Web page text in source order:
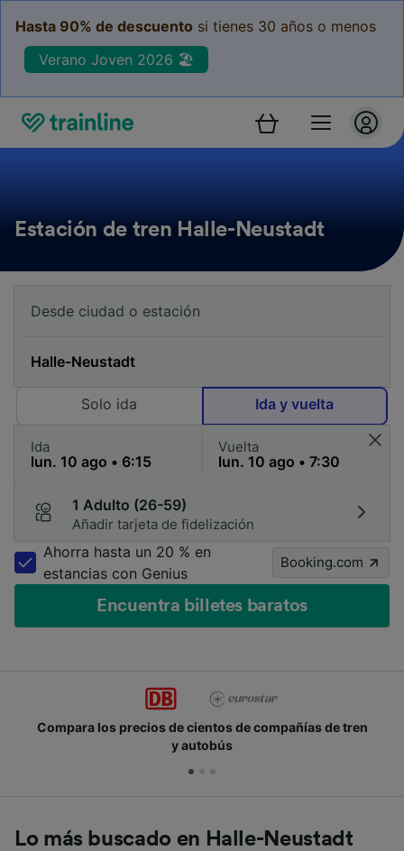
Hasta 90% de descuento si tienes 30 años o menos
Verano Joven 2026 🏖️
Estación de tren Halle-Neustadt
Solo ida Ida y vuelta
Ida Vuelta
1 Adulto (26-59)
Añadir tarjeta de fidelización
Ahorra hasta un 20 % en
estancias con Genius
Booking.com
Encuentra billetes baratos
Compara los precios de cientos de compañías de tren
y autobús
Lo más buscado en Halle-Neustadt